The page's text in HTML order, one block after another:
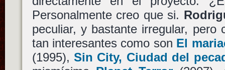
Personalmente creo que si.
peculiar, y bastante irregular, pero
tan interesantes como son El
(1995), Sin City, Ciudad del